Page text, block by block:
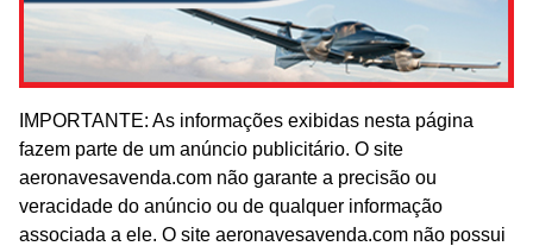
IMPORTANTE: As informações exibidas nesta página
fazem parte de um anúncio publicitário. O site
aeronavesavenda.com não garante a precisão ou
veracidade do anúncio ou de qualquer informação
associada a ele. O site aeronavesavenda.com não possui